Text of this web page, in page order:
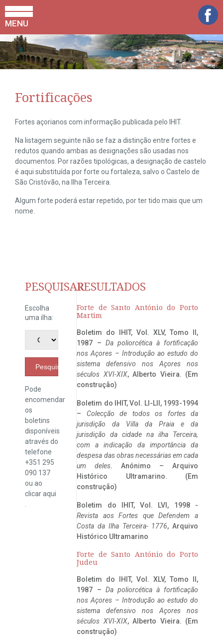
MENU
Fortificações
Fortes açorianos com informação publicada pelo IHIT.
Na listagem seguinte não se faz a distinção entre fortes e
redutos quando ambas as designações são usadas nos
documentos. Por razões tipológicas, a designação de castelo
é aqui substituída por forte ou fortaleza, salvo o Castelo de
São Cristóvão, na Ilha Terceira.
Algum forte poderá estar repetido, por ter tido mais que um
nome.
PESQUISAR
Escolha
uma ilha:
Pesquisar
Pode
encomendar
os
boletins
disponíveis
através do
telefone
+351 295
090 137
ou ao
clicaraqui
RESULTADOS
Forte de Santo António do Porto
Martim
Boletim do IHIT, Vol. XLV, Tomo II,
1987 – Da poliorcética à fortificação
nos Açores – Introdução ao estudo do
sistema defensivo nos Açores nos
séculos XVI-XIX, Alberto Vieira. (Em
construção)
Boletim do IHIT, Vol. LI-LII, 1993-1994
– Colecção de todos os fortes da
jurisdição da Villa da Praia e da
jurisdição da cidade na ilha Terceira,
com a indicação da importância da
despesa das obras necessárias em cada
um deles. Anónimo – Arquivo
Histórico Ultramarino. (Em
construção)
Boletim do IHIT, Vol. LVI, 1998 -
Revista aos Fortes que Defendem a
Costa da Ilha Terceira- 1776, Arquivo
Histórico Ultramarino
Forte de Santo António do Porto
Judeu
Boletim do IHIT, Vol. XLV, Tomo II,
1987 – Da poliorcética à fortificação
nos Açores – Introdução ao estudo do
sistema defensivo nos Açores nos
séculos XVI-XIX, Alberto Vieira. (Em
construção)